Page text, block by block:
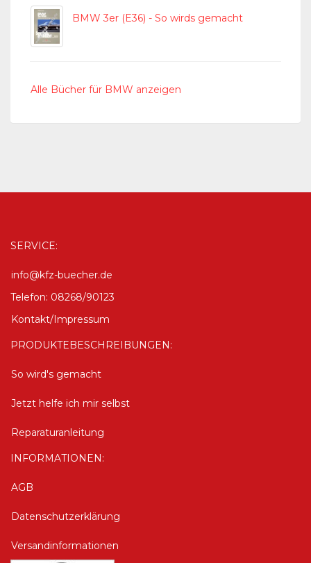
BMW 3er (E36) - So wirds gemacht
Alle Bücher für BMW anzeigen
SERVICE:
info@kfz-buecher.de
Telefon: 08268/90123
Kontakt/Impressum
PRODUKTEBESCHREIBUNGEN:
So wird's gemacht
Jetzt helfe ich mir selbst
Reparaturanleitung
INFORMATIONEN:
AGB
Datenschutzerklärung
Versandinformationen